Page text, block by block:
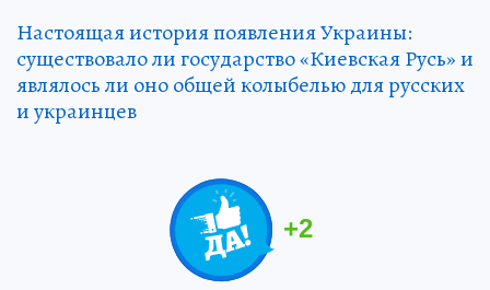
Настоящая история появления Украины:
существовало ли государство «Киевская Русь» и
являлось ли оно общей колыбелью для русских
и украинцев
+2